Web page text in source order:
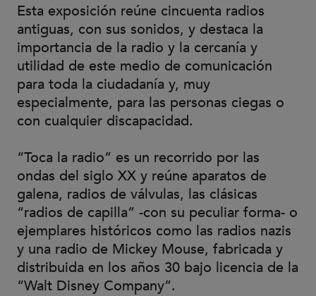
Esta exposición reúne cincuenta radios
antiguas, con sus sonidos, y destaca la
importancia de la radio y la cercanía y
utilidad de este medio de comunicación
para toda la ciudadanía y, muy
especialmente, para las personas ciegas o
con cualquier discapacidad.
“Toca la radio” es un recorrido por las
ondas del siglo XX y reúne aparatos de
galena, radios de válvulas, las clásicas
“radios de capilla” -con su peculiar forma- o
ejemplares históricos como las radios nazis
y una radio de Mickey Mouse, fabricada y
distribuida en los años 30 bajo licencia de la
“Walt Disney Company”.